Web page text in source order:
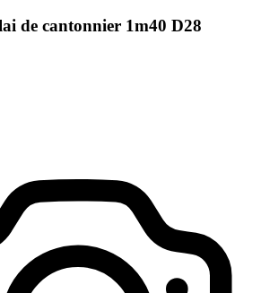
de cantonnier 1m40 D28